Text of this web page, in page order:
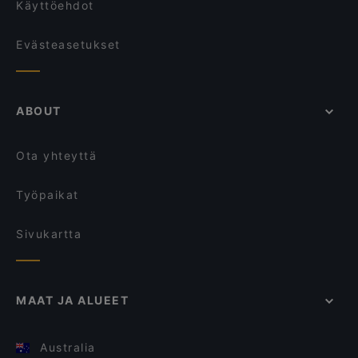
Käyttöehdot
Evästeasetukset
ABOUT
Ota yhteyttä
Työpaikat
Sivukartta
MAAT JA ALUEET
Australia